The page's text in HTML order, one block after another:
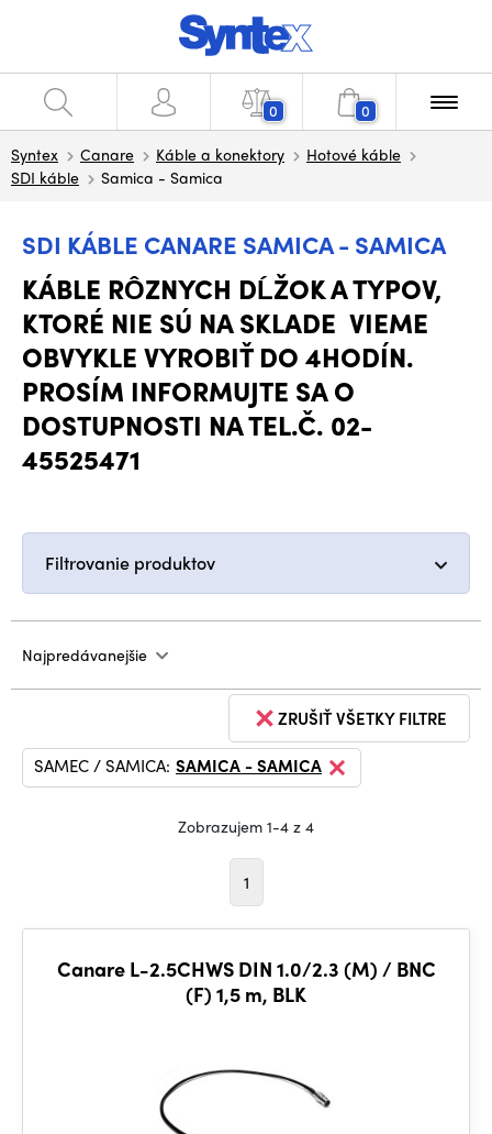
0 0
Syntex Canare Káble a konektory
Hotové káble
SDI káble
Samica - Samica
SDI KÁBLE CANARE SAMICA - SAMICA
KÁBLE RÔZNYCH DĹŽOK A TYPOV,
KTORÉ NIE SÚ NA SKLADE VIEME
OBVYKLE VYROBIŤ DO 4HODÍN.
PROSÍM INFORMUJTE SA O
DOSTUPNOSTI NA TEL.Č. 02-
45525471
Filtrovanie produktov
Najpredávanejšie
ZRUŠIŤ VŠETKY FILTRE
SAMEC / SAMICA: SAMICA - SAMICA
Zobrazujem 1-4 z 4
1
Canare L-2.5CHWS DIN 1.0/2.3 (M) / BNC
(F) 1,5 m, BLK